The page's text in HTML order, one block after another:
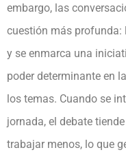
embargo, las
cuestión más profunda:
y se enmarca una
poder determinante en
los temas. Cuando se
jornada, el debate
trabajar menos, lo que